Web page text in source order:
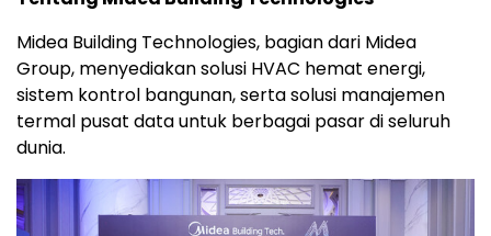
Midea Building Technologies, bagian dari Midea
Group, menyediakan solusi HVAC hemat energi,
sistem kontrol bangunan, serta solusi manajemen
termal pusat data untuk berbagai pasar di seluruh
dunia.